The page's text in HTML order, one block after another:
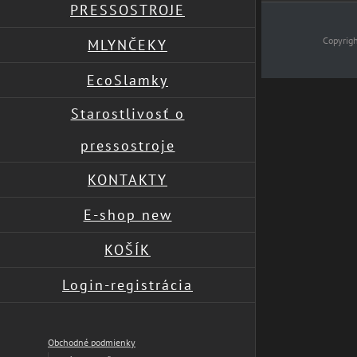
PRESSOSTROJE
MLYNČEKY
EcoSlamky
Starostlivosť o
pressostroje
KONTAKTY
E-shop new
KOŠÍK
Login-registrácia
Obchodné podmienky